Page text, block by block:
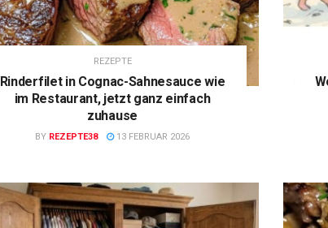
REZEPTE
Rinderfilet in Cognac-Sahnesauce wie
im Restaurant, jetzt ganz einfach
zuhause
BY REZEPTE38 13 FEBRUAR 2026